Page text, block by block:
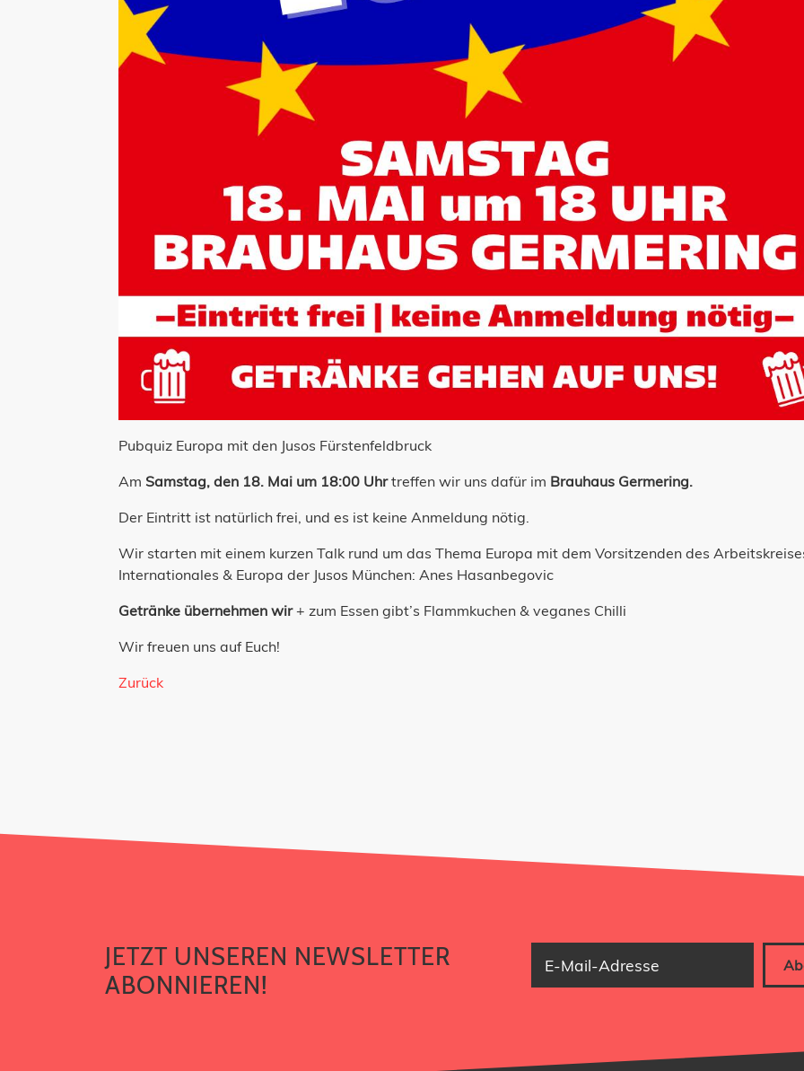
Pubquiz Europa mit den Jusos Fürstenfeldbruck
Am Samstag, den 18. Mai um 18:00 Uhrtreffen wir uns dafür im Brauhaus Germering.
Der Eintritt ist natürlich frei, und es ist keine Anmeldung nötig.
Wir starten mit einem kurzen Talk rund um das Thema Europa mit dem Vorsitzenden des
Internationales & Europa der Jusos München: Anes Hasanbegovic
Getränke übernehmen wir+ zum Essen gibt’s Flammkuchen & veganes Chilli
Wir freuen uns auf Euch!
Zurück
JETZT UNSEREN NEWSLETTER
ABONNIEREN!